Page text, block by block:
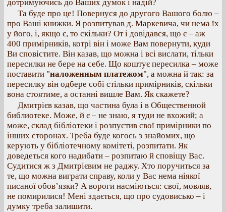
дотримуючись до Ваших думок і надій?
Та буде про це! Повернуся до другого Вашого болю –
про Ваші книжки. Я розпитував д. Маркевича, чи нема їх
у його, і, якщо є, то скільки? От і довідався, що є – аж
400 примірників, котрі він і може Вам повернути, куди
Ви сповістите. Він казав, що можна і всі вислати, тільки
пересилки не бере на себе. Що коштує пересилка – може
поставити "наложенным платежом", а можна й так: за
пересилку він одбере собі стільки примірників, скільки
вона стоятиме, а останні вишле Вам. Як скажете?
Дмитрієв казав, що частина була і в Общественной
библиотеке. Може, й є – не знаю, я туди не вхожий; а
може, склад бібліотеки і розпустив свої примірники по
інших сторонах. Треба буде когось з знайомих, що
керують у бібліотечному комітеті, розпитати. Як
доведеться кого надибати – розпитаю й сповіщу Вас.
Судитися ж з Дмитрієвим не раджу. Хто поручиться за
те, що можна виграти справу, коли у Вас нема ніякої
писаної обов’язки? А вороги насміються: свої, мовляв,
не помирилися! Мені здається, що про судовисько – і
думку треба залишити.